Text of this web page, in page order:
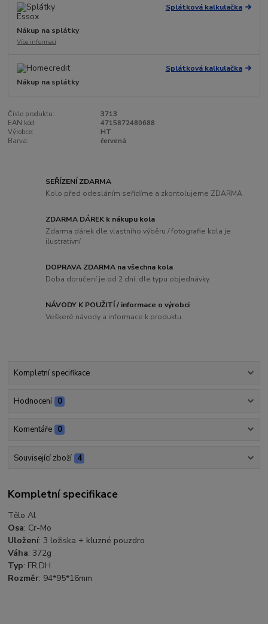
Splátková kalkulačka
Nákup na splátky
Více informací
Splátková kalkulačka
Nákup na splátky
Číslo produktu:
3713
EAN kód:
4715872480688
Výrobce:
HT
Barva:
červená
SEŘÍZENÍ ZDARMA
Kolo před odesláním seřídíme a zkontolujeme ZDARMA
ZDARMA DÁREK k nákupu kola
Zdarma dárek dle vlastního výběru / fotografie kola je
ilustrativní
DOPRAVA ZDARMA na všechna kola
Doba doručení je od 2 dní, dle typu objednávky
NÁVODY K POUŽITÍ / informace o výrobci
Veškeré návody a informace k produktu.
Kompletní specifikace
Hodnocení 0
Komentáře 0
Související zboží 4
Kompletní specifikace
Tělo Al
Osa: Cr-Mo
Uložení: 3 ložiska + kluzné pouzdro
Váha: 372g
Typ: FR,DH
Rozměr: 94*95*16mm